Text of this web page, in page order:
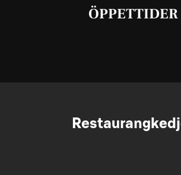
ÖPPETTIDER